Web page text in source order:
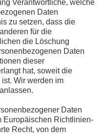
Verantwortliche, welche
Daten
zu setzen, dass die
für die
die Löschung
Daten
dieser
hat, soweit die
Wir werden im
Daten
Europäischen Richtlinien-
Recht, von dem